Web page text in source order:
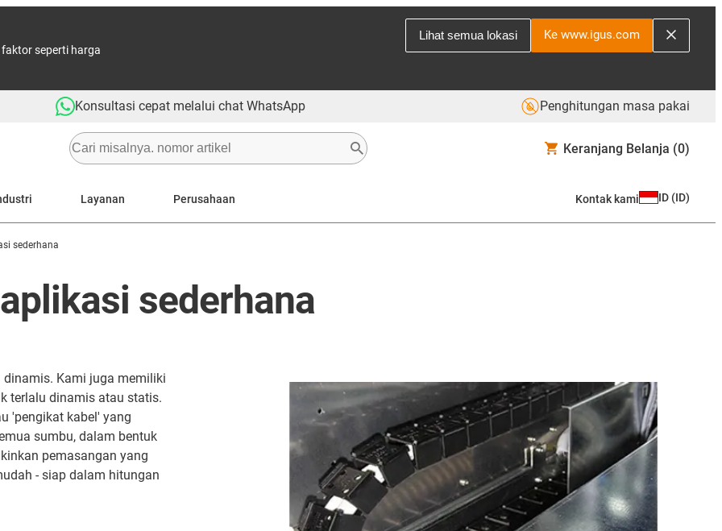
seperti harga
Lihat semua lokasi Ke www.igus.com
Konsultasi cepat melalui chat WhatsApp Penghitungan masa pakai
Keranjang Belanja (0)
Layanan Perusahaan Kontak kami ID (ID)
sederhana
sederhana
Kami juga memiliki
terlalu dinamis atau statis.
'pengikat kabel' yang
sumbu, dalam bentuk
pemasangan yang
- siap dalam hitungan